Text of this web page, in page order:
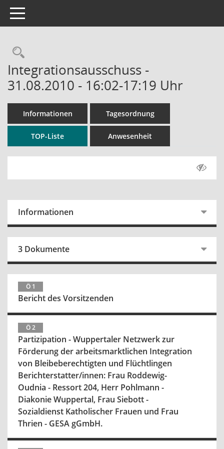
Toggle navigation
Rechercheauswahl
Integrationsausschuss -
31.08.2010 - 16:02-17:19 Uhr
Informationen Tagesordnung
TOP-Liste Anwesenheit
Informationen
3 Dokumente
Ö 1
Bericht des Vorsitzenden
Ö 2
Partizipation - Wuppertaler Netzwerk zur
Förderung der arbeitsmarktlichen Integration
von Bleibeberechtigten und Flüchtlingen
Berichterstatter/innen: Frau Roddewig-
Oudnia - Ressort 204, Herr Pohlmann -
Diakonie Wuppertal, Frau Siebott -
Sozialdienst Katholischer Frauen und Frau
Thrien - GESA gGmbH.